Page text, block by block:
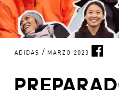
ADIDAS / MARZO 2023